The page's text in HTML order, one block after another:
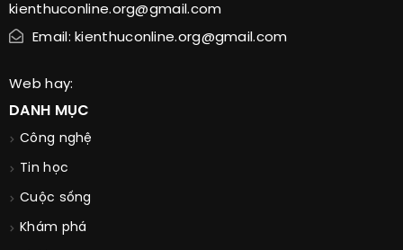
kienthuconline.org@gmail.com
Email: kienthuconline.org@gmail.com
Web hay:
DANH MỤC
Công nghệ
Tin học
Cuộc sống
Khám phá